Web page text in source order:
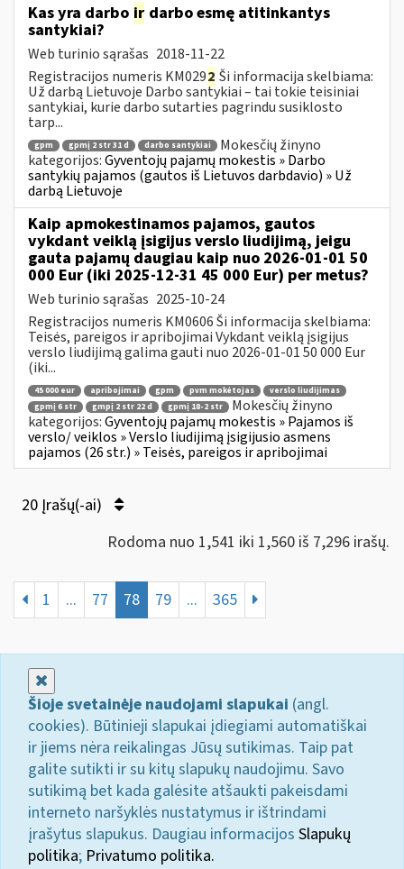
Kas yra darbo ir darbo esmę atitinkantys
santykiai?
Web turinio sąrašas 2018-11-22
Registracijos numeris KM0292 Ši informacija skelbiama:
Už darbą Lietuvoje Darbo santykiai – tai tokie teisiniai
santykiai, kurie darbo sutarties pagrindu susiklosto
tarp...
gpm gpmį 2 str 31 d darbo santykiai
Mokesčių žinyno
kategorijos:Gyventojų pajamų mokestis » Darbo
santykių pajamos (gautos iš Lietuvos darbdavio) » Už
darbą Lietuvoje
Kaip apmokestinamos pajamos, gautos
vykdant veiklą įsigijus verslo liudijimą, jeigu
gauta pajamų daugiau kaip nuo 2026-01-01 50
000 Eur (iki 2025-12-31 45 000 Eur) per metus?
Web turinio sąrašas 2025-10-24
Registracijos numeris KM0606 Ši informacija skelbiama:
Teisės, pareigos ir apribojimai Vykdant veiklą įsigijus
verslo liudijimą galima gauti nuo 2026-01-01 50 000 Eur
(iki...
45 000 eur apribojimai gpm pvm mokėtojas
verslo liudijimas
gpmį 6 str
gmpį 2 str 22 d gpmį 18-2 str
Mokesčių žinyno
kategorijos:Gyventojų pajamų mokestis » Pajamos iš
verslo/ veiklos » Verslo liudijimą įsigijusio asmens
pajamos (26 str.) » Teisės, pareigos ir apribojimai
20 Įrašų(-ai)
Rodoma nuo 1,541 iki 1,560 iš 7,296 irašų.
1 ... 77 78 79 ... 365
Šioje svetainėje naudojami slapukai (angl.
cookies). Būtinieji slapukai įdiegiami automatiškai
ir jiems nėra reikalingas Jūsų sutikimas. Taip pat
galite sutikti ir su kitų slapukų naudojimu. Savo
sutikimą bet kada galėsite atšaukti pakeisdami
interneto naršyklės nustatymus ir ištrindami
įrašytus slapukus. Daugiau informacijos Slapukų
politika; Privatumo politika.